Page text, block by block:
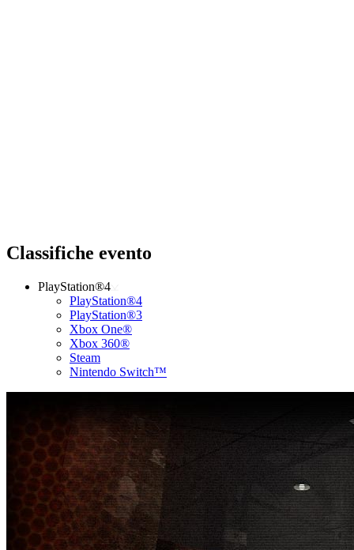
Classifiche evento
PlayStation®4
PlayStation®4
PlayStation®3
Xbox One®
Xbox 360®
Steam
Nintendo Switch™